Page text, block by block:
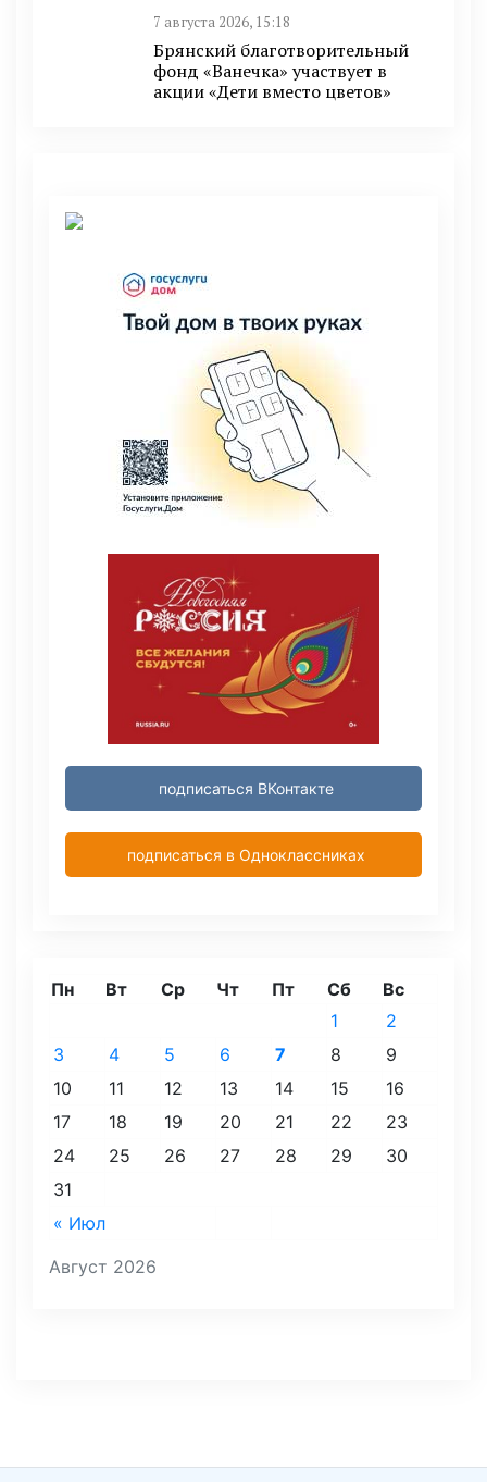
7 августа 2026, 15:18
Брянский благотворительный
фонд «Ванечка» участвует в
акции «Дети вместо цветов»
подписаться ВКонтакте
подписаться в Одноклассниках
Август 2026
Пн Вт Ср Чт Пт Сб Вс
« Июл
1
2
3
4 5 6 7 8
9
10
11 12 13 14 15
16
17
18 19 20 21 22
23
24
25 26 27 28 29
30
31